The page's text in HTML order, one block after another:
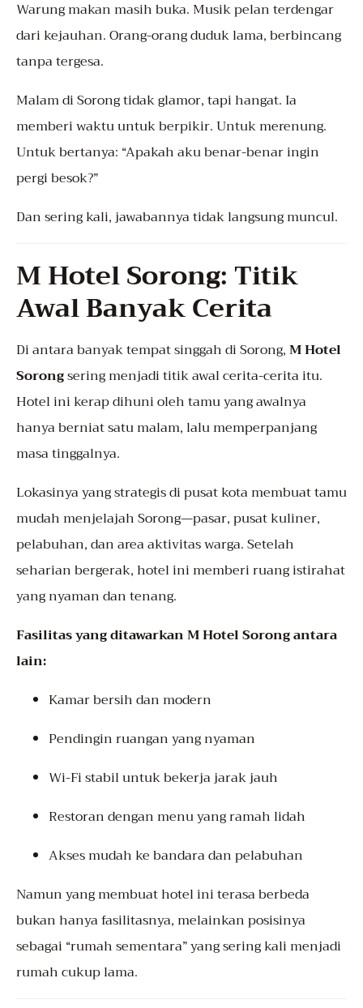
Warung makan masih buka. Musik pelan terdengar
dari kejauhan. Orang-orang duduk lama, berbincang
tanpa tergesa.
Malam di Sorong tidak glamor, tapi hangat. Ia
memberi waktu untuk berpikir. Untuk merenung.
Untuk bertanya: “Apakah aku benar-benar ingin
pergi besok?”
Dan sering kali, jawabannya tidak langsung muncul.
M Hotel Sorong: Titik
Awal Banyak Cerita
Di antara banyak tempat singgah di Sorong,M Hotel
Sorongsering menjadi titik awal cerita-cerita itu.
Hotel ini kerap dihuni oleh tamu yang awalnya
hanya berniat satu malam, lalu memperpanjang
masa tinggalnya.
Lokasinya yang strategis di pusat kota membuat tamu
mudah menjelajah Sorong—pasar, pusat kuliner,
pelabuhan, dan area aktivitas warga. Setelah
seharian bergerak, hotel ini memberi ruang istirahat
yang nyaman dan tenang.
Fasilitas yang ditawarkan M Hotel Sorong antara
lain:
Kamar bersih dan modern
Pendingin ruangan yang nyaman
Wi-Fi stabil untuk bekerja jarak jauh
Restoran dengan menu yang ramah lidah
Akses mudah ke bandara dan pelabuhan
Namun yang membuat hotel ini terasa berbeda
bukan hanya fasilitasnya, melainkan posisinya
sebagai “rumah sementara” yang sering kali menjadi
rumah cukup lama.